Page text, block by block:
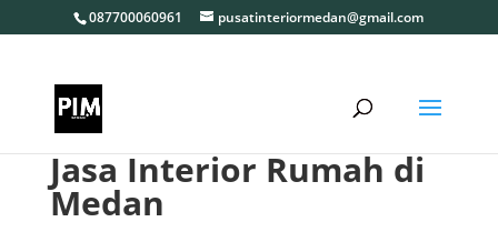
087700060961 pusatinteriormedan@gmail.com
Jasa Interior Rumah di
Medan